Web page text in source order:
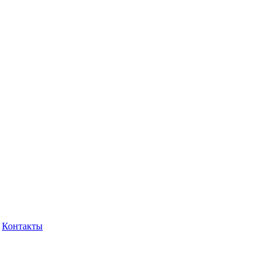
Контакты